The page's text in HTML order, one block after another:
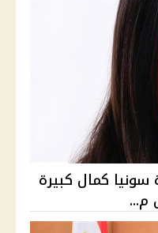
كمال كبيرة
م...